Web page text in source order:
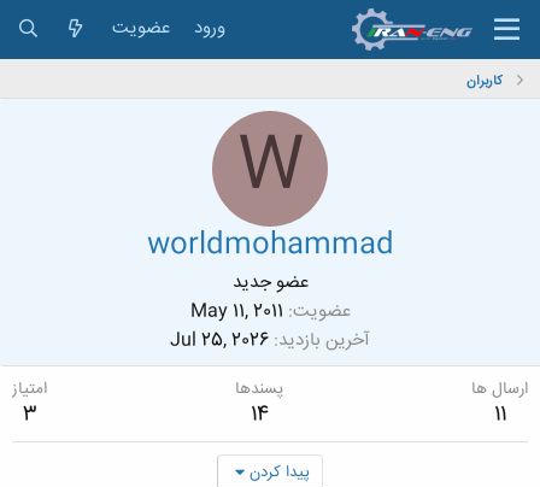
ورود عضویت
کاربران
W
worldmohammad
عضو جدید
عضویت May 11, 2011
آخرین بازدید Jul 25, 2026
ارسال ها
11
پسندها
14
امتیاز
3
پیدا کردن